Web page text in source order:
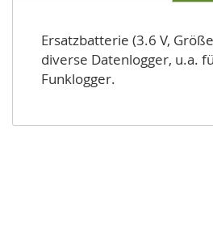
Ersatzbatterie (3.6 V,
diverse Datenlogger, u.a.
Funklogger.